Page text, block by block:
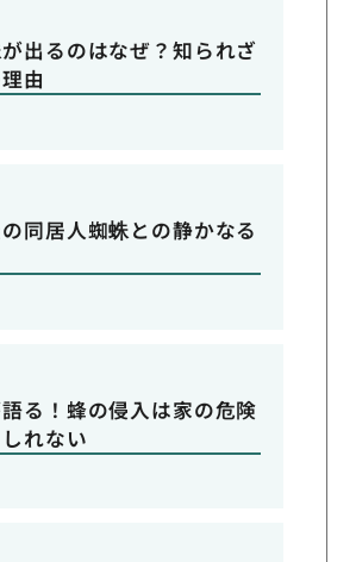
出るのはなぜ？知られざ
由
同居人蜘蛛との静かなる
る！蜂の侵入は家の危険
れない